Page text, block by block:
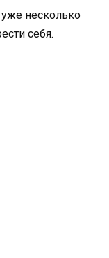
несколько
себя.